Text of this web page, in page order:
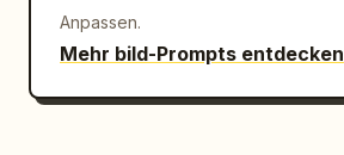
Anpassen.
Mehr bild-Prompts entdecken